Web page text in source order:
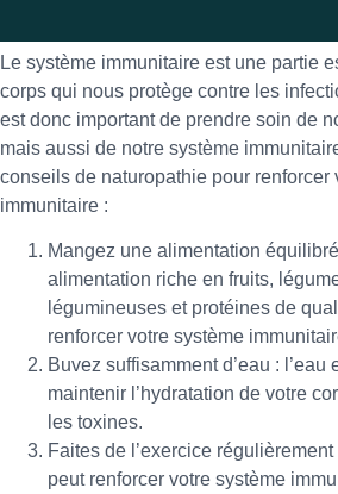
Le système immunitaire est une partie
corps qui nous protège contre les
est donc important de prendre soin de
mais aussi de notre système
conseils de naturopathie pour renforcer
immunitaire :
Mangez une alimentation
alimentation riche en fruits,
légumineuses et protéines de
renforcer votre système
Buvez suffisamment d’eau :
maintenir l’hydratation de votre
les toxines.
Faites de l’exercice
peut renforcer votre système